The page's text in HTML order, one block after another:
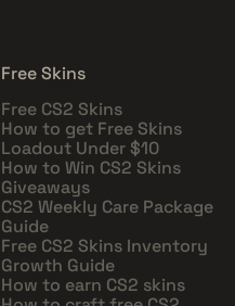
Free Skins
Free CS2 Skins
How to get Free Skins
Loadout Under $10
How to Win CS2 Skins
Giveaways
CS2 Weekly Care Package
Guide
Free CS2 Skins Inventory
Growth Guide
How to earn CS2 skins